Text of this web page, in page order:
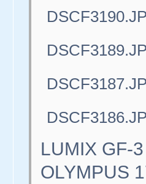
LUMIX GF-
OLYMPUS